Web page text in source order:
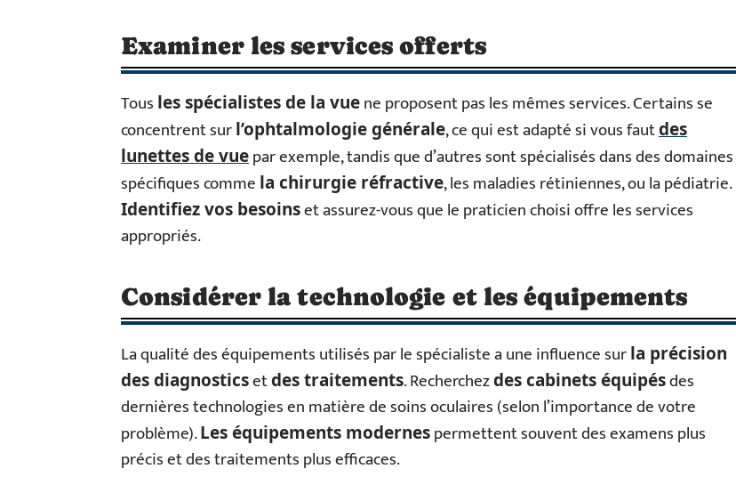
Examiner les services offerts
Tous les spécialistes de la vuene proposent pas les mêmes services. Certains se
concentrent surl’ophtalmologie générale, ce qui est adapté si vous fautdes
lunettes de vuepar exemple, tandis que d’autres sont spécialisés dans des domaines
spécifiques comme la chirurgie réfractive, les maladies rétiniennes, ou la pédiatrie.
Identifiez vos besoinset assurez-vous que le praticien choisi offre les services
appropriés.
Considérer la technologie et les équipements
La qualité des équipements utilisés par le spécialiste a une influence surla précision
des diagnosticsetdes traitements. Recherchezdes cabinets équipésdes
dernières technologies en matière de soins oculaires (selon l’importance de votre
problème).Les équipements modernespermettent souvent des examens plus
précis et des traitements plus efficaces.